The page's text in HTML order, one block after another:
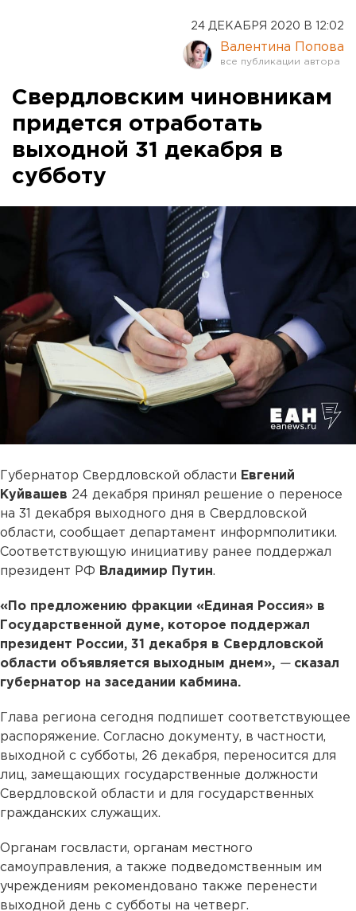
24 ДЕКАБРЯ 2020 В 12:02
Валентина Попова
Свердловским чиновникам
придется отработать
выходной 31 декабря в
субботу
Губернатор Свердловской области Евгений
Куйвашев 24 декабря принял решение о переносе
на 31 декабря выходного дня в Свердловской
области, сообщает департамент информполитики.
Соответствующую инициативу ранее поддержал
президент РФ Владимир Путин.
«По предложению фракции «Единая Россия» в
Государственной думе, которое поддержал
президент России, 31 декабря в Свердловской
области объявляется выходным днем», —сказал
губернатор на заседании кабмина.
Глава региона сегодня подпишет соответствующее
распоряжение. Согласно документу, в частности,
выходной с субботы, 26 декабря, переносится для
лиц, замещающих государственные должности
Свердловской области и для государственных
гражданских служащих.
Органам госвласти, органам местного
самоуправления, а также подведомственным им
учреждениям рекомендовано также перенести
выходной день с субботы на четверг.